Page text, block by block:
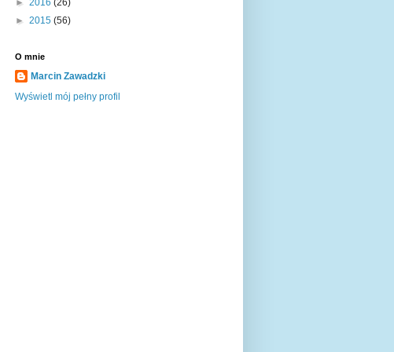
► 2016 (26)
► 2015 (56)
O mnie
Marcin Zawadzki
Wyświetl mój pełny profil